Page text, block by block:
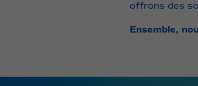
offrons des
Ensemble,